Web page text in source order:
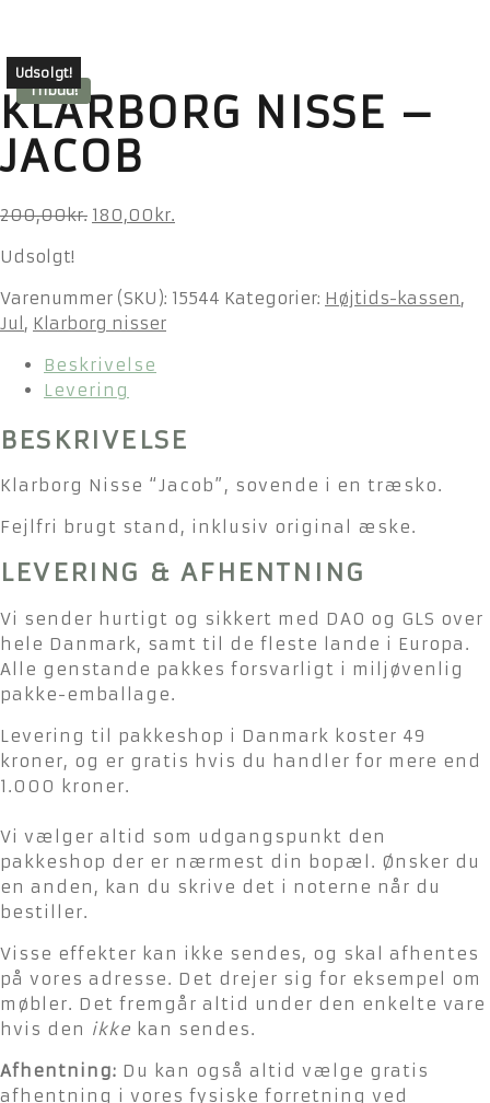
Tilbud!
Udsolgt!
KLARBORG NISSE –
JACOB
200,00kr. Den
var:
200,00kr..
180,00 kr.
er:
Udsolgt!
Varenummer (SKU): 15544 Kategorier: Højtids-kassen,
Jul, Klarborg nisser
Beskrivelse
Levering
BESKRIVELSE
Klarborg Nisse “Jacob”, sovende i en træsko.
Fejlfri brugt stand, inklusiv original æske.
LEVERING & AFHENTNING
Vi sender hurtigt og sikkert med DAO og GLS over
hele Danmark, samt til de fleste lande i Europa.
Alle genstande pakkes forsvarligt i miljøvenlig
pakke-emballage.
Levering til pakkeshop i Danmark koster 49
kroner, og er gratis hvis du handler for mere end
1.000 kroner.
Vi vælger altid som udgangspunkt den
pakkeshop der er nærmest din bopæl. Ønsker du
en anden, kan du skrive det i noterne når du
bestiller.
Visse effekter kan ikke sendes, og skal afhentes
på vores adresse. Det drejer sig for eksempel om
møbler. Det fremgår altid under den enkelte vare
hvis den ikke kan sendes.
Afhentning: Du kan også altid vælge gratis
afhentning i vores fysiske forretning ved